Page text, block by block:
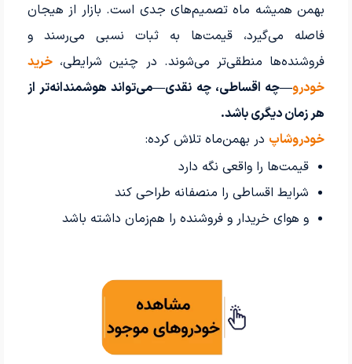
بهمن همیشه ماه تصمیم‌های جدی است. بازار از هیجان
فاصله می‌گیرد، قیمت‌ها به ثبات نسبی می‌رسند و
فروشنده‌ها منطقی‌تر می‌شوند. در چنین شرایطی،خرید
خودرو—چه اقساطی، چه نقدی—می‌تواند هوشمندانه‌تر از
هر زمان دیگری باشد.
خودروشاپ در بهمن‌ماه تلاش کرده:
قیمت‌ها را واقعی نگه دارد
شرایط اقساطی را منصفانه طراحی کند
و هوای خریدار و فروشنده را هم‌زمان داشته باشد